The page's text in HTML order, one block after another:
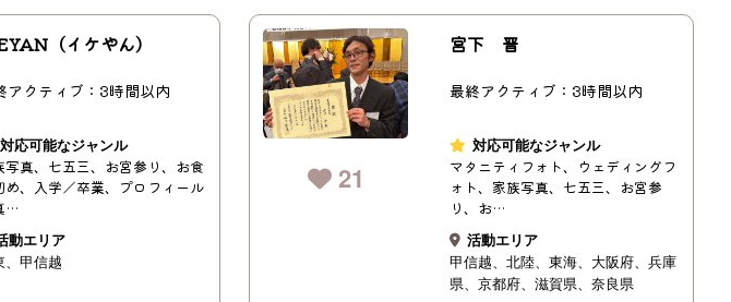
（イケやん）
アクティブ：3時間以内
対応可能なジャンル
写真、七五三、お宮参り、お食
め、入学／卒業、プロフィール
…
動エリア
甲信越
21
宮下 晋
最終アクティブ：3時間以内
対応可能なジャンル
マタニティフォト、ウェディングフ
ォト、家族写真、七五三、お宮参
り、お…
活動エリア
甲信越
北陸 東海 大阪府
兵庫
県
京都府 滋賀県 奈良県